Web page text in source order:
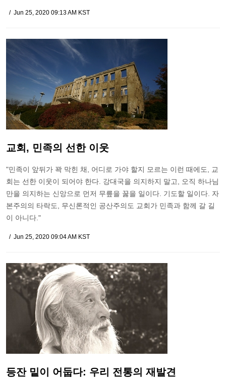
Jun 25, 2020 09:13 AM KST
교회, 민족의 선한 이웃
"민족이 앞뒤가 꽉 막힌 채, 어디로 가야 할지 모르는 이런 때에도, 교
회는 선한 이웃이 되어야 한다. 강대국을 의지하지 말고, 오직 하나님
만을 의지하는 신앙으로 먼저 무릎을 꿇을 일이다. 기도할 일이다. 자
본주의의 타락도, 무신론적인 공산주의도 교회가 민족과 함께 갈 길
이 아니다."
Jun 25, 2020 09:04 AM KST
등잔 밑이 어둡다: 우리 전통의 재발견